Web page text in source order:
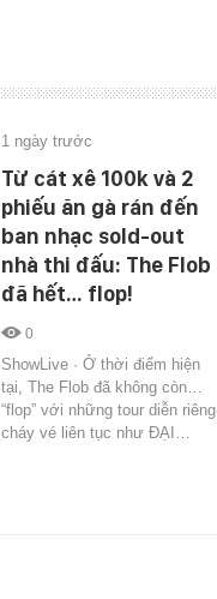
1 ngày trước
Từ cát xê 100k và 2
phiếu ăn gà rán đến
ban nhạc sold-out
nhà thi đấu: The Flob
đã hết… flop!
0
ShowLive · Ở thời điểm hiện
tại, The Flob đã không còn…
“flop” với những tour diễn riêng
cháy vé liên tục như ĐẠI…